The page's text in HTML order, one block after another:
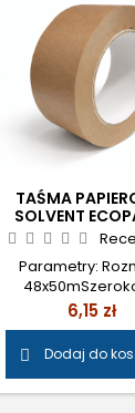
TAŚMA
SOLVENT
48/50M
Parametry:
48mmDługość:
50mKolor:
1szt.Klej: Kauczuk
SOLVENT ) Cena:
netto/szt.
Cena
6,15 zł
 Dodaj do